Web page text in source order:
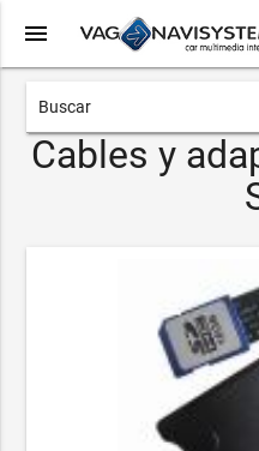
menu
Cables y